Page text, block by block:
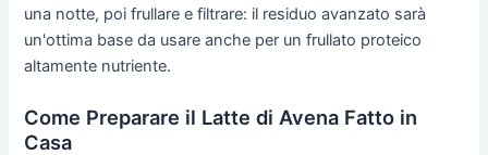
una notte, poi frullare e filtrare: il residuo avanzato sarà
un'ottima base da usare anche per un frullato proteico
altamente nutriente.
Come Preparare il Latte di Avena Fatto in
Casa